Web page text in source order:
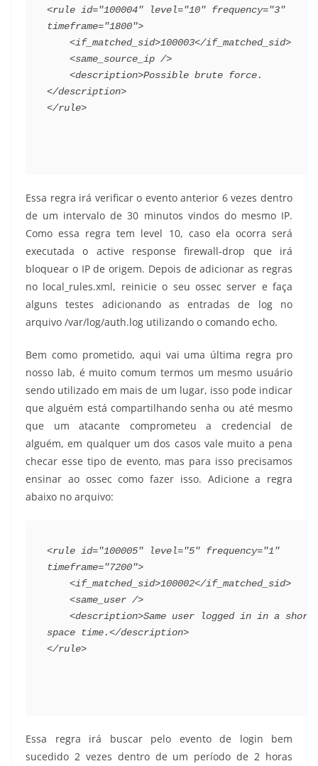
<rule id="100004" level="10" frequency="3"
timeframe="1800">
<if_matched_sid>100003</if_matched_sid>
<same_source_ip />
<description>Possible brute force.
</description>
</rule>
Essa regra irá verificar o evento anterior 6 vezes dentro
de um intervalo de 30 minutos vindos do mesmo IP.
Como essa regra tem level 10, caso ela ocorra será
executada o active response firewall-drop que irá
bloquear o IP de origem. Depois de adicionar as regras
no local_rules.xml, reinicie o seu ossec server e faça
alguns testes adicionando as entradas de log no
arquivo /var/log/auth.log utilizando o comando echo.
Bem como prometido, aqui vai uma última regra pro
nosso lab, é muito comum termos um mesmo usuário
sendo utilizado em mais de um lugar, isso pode indicar
que alguém está compartilhando senha ou até mesmo
que um atacante comprometeu a credencial de
alguém, em qualquer um dos casos vale muito a pena
checar esse tipo de evento, mas para isso precisamos
ensinar ao ossec como fazer isso. Adicione a regra
abaixo no arquivo:
<rule id="100005" level="5" frequency="1"
timeframe="7200">
<if_matched_sid>100002</if_matched_sid>
<same_user />
<description>Same user logged in in a short
space time.</description>
</rule>
Essa regra irá buscar pelo evento de login bem
sucedido 2 vezes dentro de um período de 2 horas